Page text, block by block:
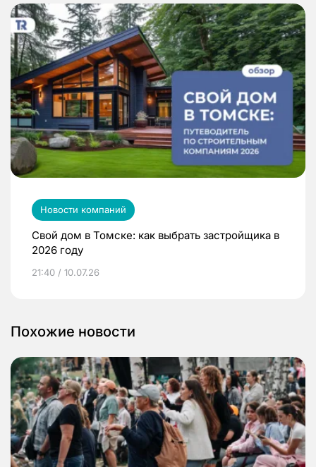
Новости компаний
Свой дом в Томске: как выбрать застройщика в
2026 году
21:40 / 10.07.26
Похожие новости